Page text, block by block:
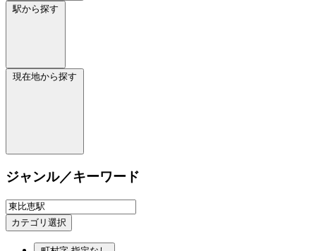
駅から探す
現在地から探す
ジャンル／キーワード
カテゴリ選択